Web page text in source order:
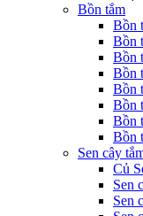
Bồn tắm
Bồn
Bồn
Bồn
Bồn
Bồn
Bồn
Bồn
Bồn
Sen cây
Củ
Sen
Sen